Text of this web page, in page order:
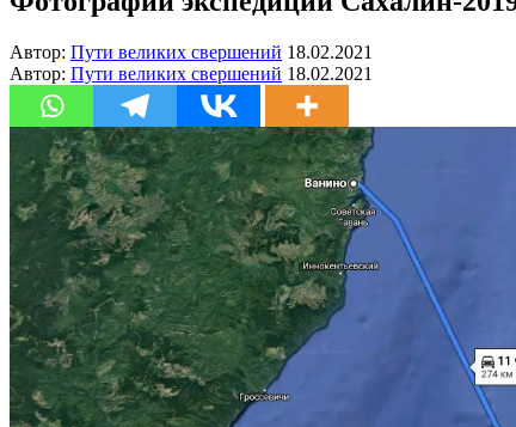
Автор: Пути великих свершений 18.02.2021
Автор: Пути великих свершений 18.02.2021